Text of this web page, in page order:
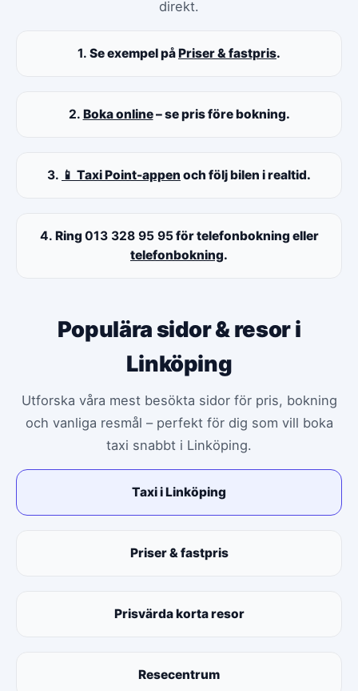
direkt.
1. Se exempel påPriser & fastpris.
2. Boka online– se pris före bokning.
3. 📱 Taxi Point-appen och följ bilen i realtid.
4. Ring 013 328 95 95för telefonbokning eller
telefonbokning.
Populära sidor & resor i
Linköping
Utforska våra mest besökta sidor för pris, bokning
och vanliga resmål – perfekt för dig som vill boka
taxi snabbt i Linköping.
Taxi i Linköping
Priser & fastpris
Prisvärda korta resor
Resecentrum